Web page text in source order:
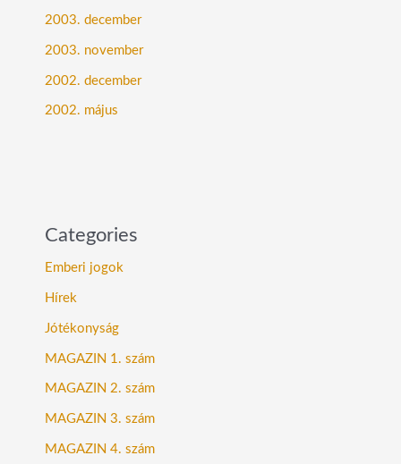
2003. december
2003. november
2002. december
2002. május
Categories
Emberi jogok
Hírek
Jótékonyság
MAGAZIN 1. szám
MAGAZIN 2. szám
MAGAZIN 3. szám
MAGAZIN 4. szám